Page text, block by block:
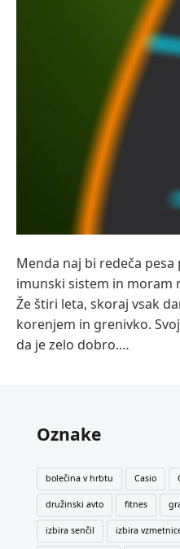
Menda naj bi redeča
imunski sistem in moram
Že štiri leta, skoraj vsak
korenjem in grenivko.
da je zelo dobro.…
Oznake
bolečina v hrbtu Casio
družinski avto fitnes
izbira senčil izbira